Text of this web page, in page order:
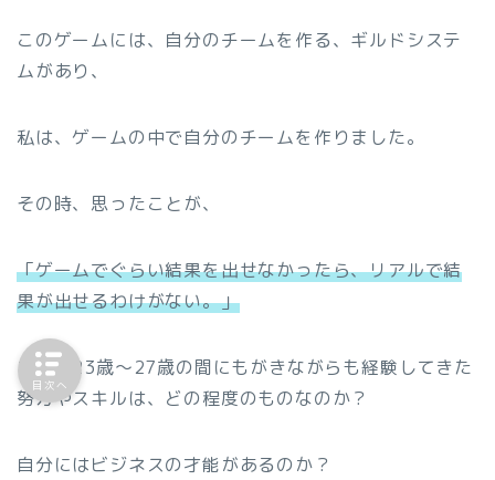
このゲームには、自分のチームを作る、ギルドシステ
ムがあり、
私は、ゲームの中で自分のチームを作りました。
その時、思ったことが、
「ゲームでぐらい結果を出せなかったら、リアルで結
果が出せるわけがない。」
自分が23歳〜27歳の間にもがきながらも経験してきた
努力やスキルは、どの程度のものなのか？
自分にはビジネスの才能があるのか？
目次へ